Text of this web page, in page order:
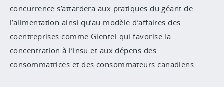
concurrence s’attardera aux pratiques du géant de
l’alimentation ainsi qu’au modèle d’affaires des
coentreprises comme Glentel qui favorise la
concentration à l’insu et aux dépens des
consommatrices et des consommateurs canadiens.